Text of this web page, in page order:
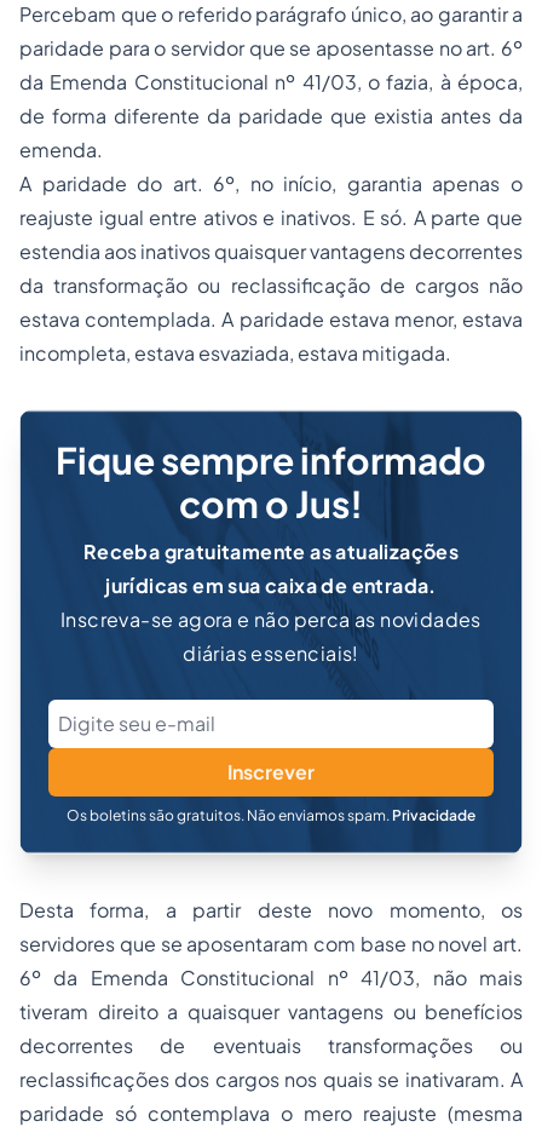
Percebam que o referido parágrafo único, ao garantir a
paridade para o servidor que se aposentasse no art. 6º
da Emenda Constitucional nº 41/03, o fazia, à época,
de forma diferente da paridade que existia antes da
emenda.
A paridade do art. 6º, no início, garantia apenas o
reajuste igual entre ativos e inativos. E só. A parte que
estendia aos inativos quaisquer vantagens decorrentes
da transformação ou reclassificação de cargos não
estava contemplada. A paridade estava menor, estava
incompleta, estava esvaziada, estava mitigada.
Fique sempre informado
com o Jus!
Receba gratuitamente as atualizações
jurídicas em sua caixa de entrada.
Inscreva-se agora e não perca as novidades
diárias essenciais!
Inscrever
Os boletins são gratuitos. Não enviamos spam. Privacidade
Desta forma, a partir deste novo momento, os
servidores que se aposentaram com base no novel art.
6º da Emenda Constitucional nº 41/03, não mais
tiveram direito a quaisquer vantagens ou benefícios
decorrentes de eventuais transformações ou
reclassificações dos cargos nos quais se inativaram. A
paridade só contemplava o mero reajuste (mesma